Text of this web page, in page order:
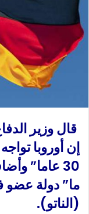
قال وزير
إن أوروبا
30 عاما”
ما” دولة
(الناتو).